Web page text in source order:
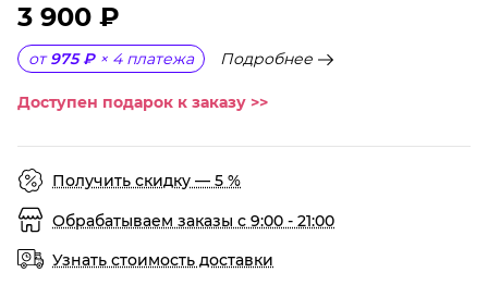
3 900 ₽
от 975 ₽ × 4 платежа Подробнее
Доступен подарок к заказу >>
Получить скидку — 5 %
Обрабатываем заказы с 9:00 - 21:00
Узнать стоимость доставки